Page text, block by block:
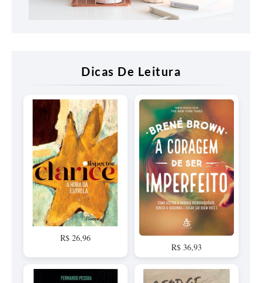
Dicas De Leitura
R$ 26,96
R$ 36,93